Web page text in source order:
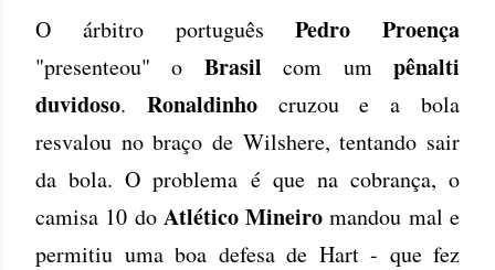
O árbitro português Pedro Proença
"presenteou" o Brasilcom umpênalti
duvidoso. Ronaldinho cruzou e a bola
resvalou no braço de Wilshere, tentando sair
da bola. O problema é que na cobrança, o
camisa 10 do Atlético Mineiro mandou mal e
permitiu uma boa defesa de Hart - que fez